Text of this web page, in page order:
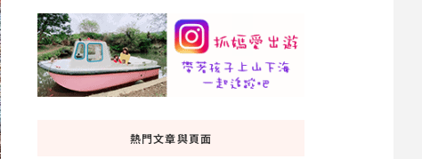
熱門文章與頁面